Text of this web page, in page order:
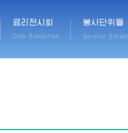
료리전시회
Dish Exhibition
봉사단위들
Service